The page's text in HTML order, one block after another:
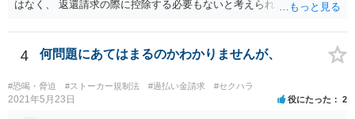
はなく、 返還請求の際に控除する必要もないと考えられます。
4 何問題にあてはまるのかわかりませんが、
#恐喝・脅迫 #ストーカー規制法 #過払い金請求 #セクハラ
2021年5月23日 役にたった 2